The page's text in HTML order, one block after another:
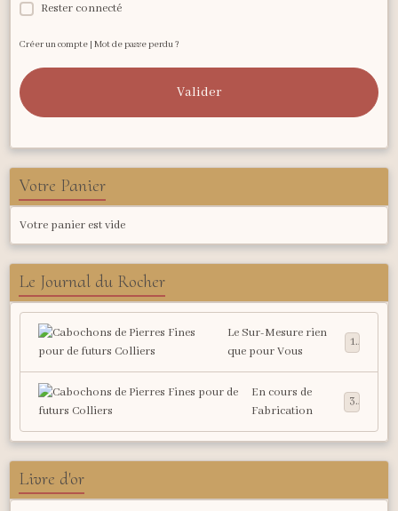
Rester connecté
Créer un compte | Mot de passe perdu ?
Valider
Votre Panier
Votre panier est vide
Le Journal du Rocher
Le Sur-Mesure rien
que pour Vous
1
En cours de
Fabrication
3
Livre d'or